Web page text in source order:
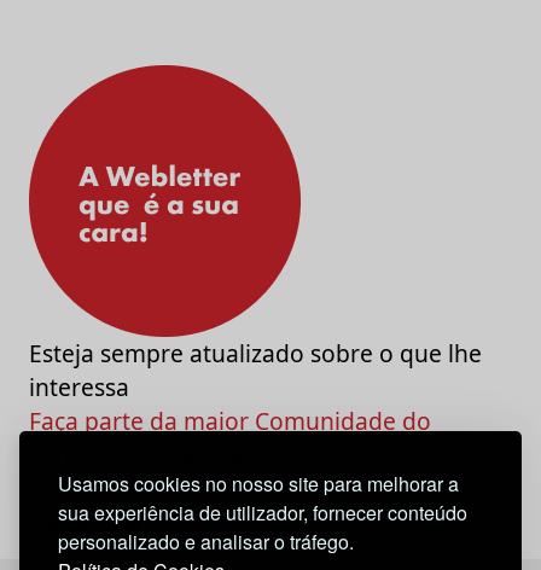
Usamos cookies no nosso site para melhorar a
sua experiência de utilizador, fornecer conteúdo
personalizado e analisar o tráfego.
Esteja sempre atualizado sobre o que lhe
interessa
Faça parte da maior Comunidade do